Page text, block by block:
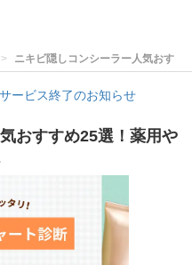
ニキビ隠しコンシーラー人気おすす
ービス終了のお知らせ
おすすめ25選！薬用や